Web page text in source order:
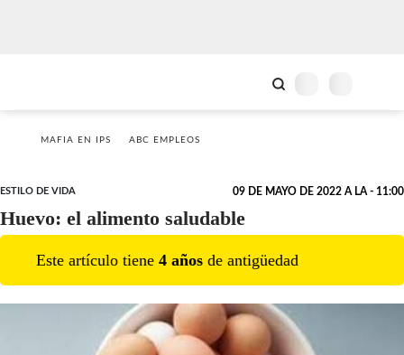
MAFIA EN IPS ABC EMPLEOS
ESTILO DE VIDA 09 DE MAYO DE 2022 A LA - 11:00
Huevo: el alimento saludable
Este artículo tiene 4 años de antigüedad